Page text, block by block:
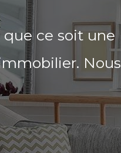
que ce soit une
Nous